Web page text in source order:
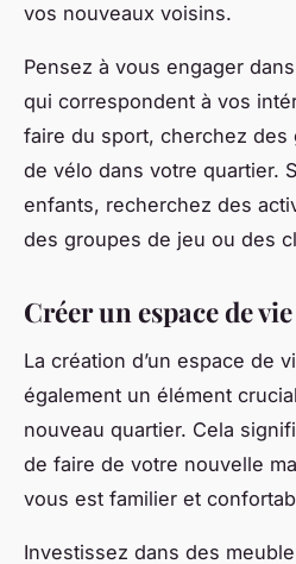
vos nouveaux voisins.
Pensez à vous engager
qui correspondent à vos
faire du sport, cherchez des
de vélo dans votre quartier.
enfants, recherchez des
des groupes de jeu ou des
Créer un espace de
La création d’un espace de
également un élément
nouveau quartier. Cela
de faire de votre nouvelle
vous est familier et
Investissez dans des